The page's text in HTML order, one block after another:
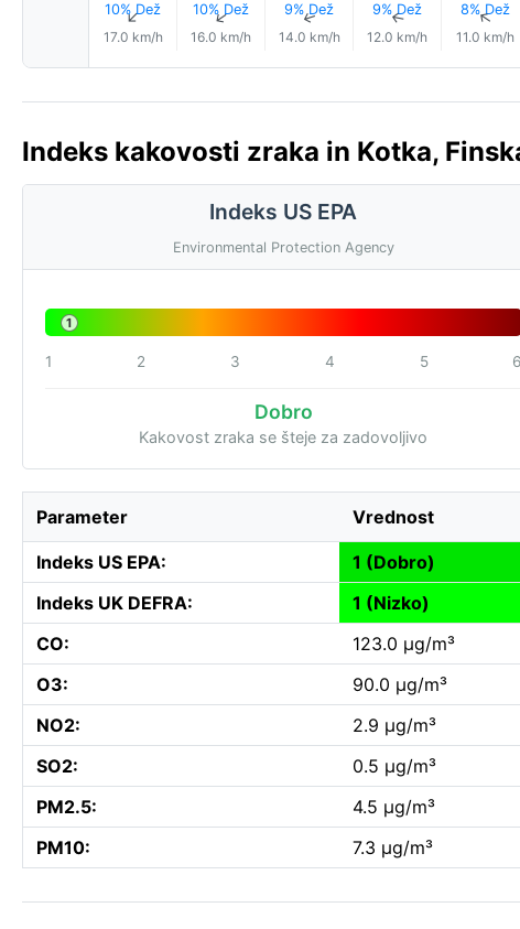
10% Dež
↑
17.0 km/h
10% Dež
↑
16.0 km/h
9% Dež
↑
14.0 km/h
9% Dež
↑
12.0 km/h
8% Dež
↑
11.0 km/h
Indeks kakovosti zraka in Kotka,
Indeks US EPA
Environmental Protection Agency
1
1 2 3 4 5 6
Dobro
Kakovost zraka se šteje za zadovoljivo
Parameter Vrednost
Indeks US EPA:
1 (Dobro)
Indeks UK DEFRA:
1 (Nizko)
CO:
123.0 µg/m³
O3:
90.0 µg/m³
NO2:
2.9 µg/m³
SO2:
0.5 µg/m³
PM2.5:
4.5 µg/m³
PM10:
7.3 µg/m³